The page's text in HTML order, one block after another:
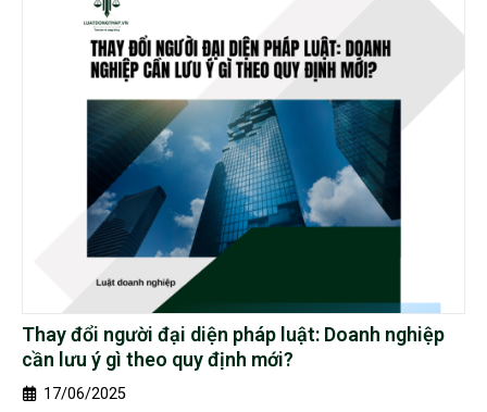
Thay đổi người đại diện pháp luật: Doanh nghiệp
cần lưu ý gì theo quy định mới?
17/06/2025